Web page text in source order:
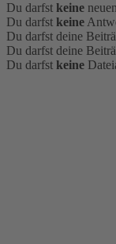
Du darfst keine
Du darfst keine
Du darfst deine
Du darfst deine
Du darfst keine